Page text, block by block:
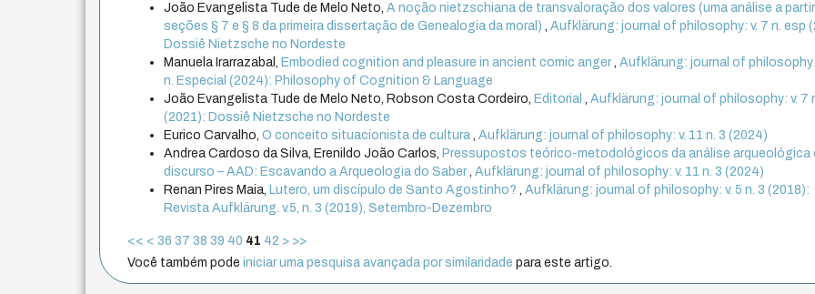
João Evangelista Tude de Melo Neto,A noção nietzschiana de transvaloração dos valores (uma análise a
seções § 7 e § 8 da primeira dissertação de Genealogia da moral),Aufklärung: journal of philosophy: v. 7 n. esp
Dossiê Nietzsche no Nordeste
Manuela Irarrazabal, Embodied cognition and pleasure in ancient comic anger,Aufklärung: journal of philosophy:
n. Especial (2024): Philosophy of Cognition & Language
João Evangelista Tude de Melo Neto, Robson Costa Cordeiro, Editorial,Aufklärung: journal of philosophy: v. 7
(2021): Dossiê Nietzsche no Nordeste
Eurico Carvalho,O conceito situacionista de cultura,Aufklärung: journal of philosophy: v. 11 n. 3 (2024)
Andrea Cardoso da Silva, Erenildo João Carlos, Pressupostos teórico-metodológicos da análise arqueológica
discurso – AAD: Escavando a Arqueologia do Saber,Aufklärung: journal of philosophy: v. 11 n. 3 (2024)
Renan Pires Maia, Lutero, um discípulo de Santo Agostinho?,Aufklärung: journal of philosophy: v. 5 n. 3 (2018):
Revista Aufklärung. v.5, n. 3 (2019), Setembro-Dezembro
<< < 36 37 38 39 40 41 42 > >>
Você também podeiniciar uma pesquisa avançada por similaridade para este artigo.